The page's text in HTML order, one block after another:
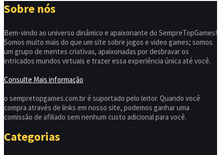
Sobre nós
Bem-vindo ao universo dinâmico e apaixonante do SempreTopGames!
Somos muito mais do que um site sobre jogos e video games; somos
um grupo de mentes criativas, apaixonadas por desbravar os
intricados mundos virtuais e trazer essa experiência única até você.
Consulte Mais informação
o sempretopgames.com.br é suportado pelo leitor. Quando você
compra através de links em nosso site, podemos ganhar uma
comissão de afiliado sem nenhum custo adicional para você.
Categorias